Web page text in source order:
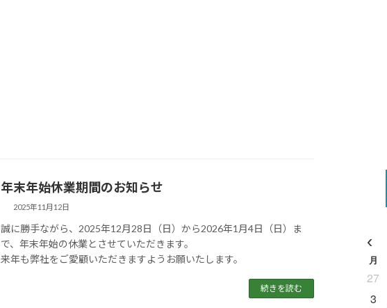
年末年始休業期間のお知らせ
2025年11月12日
誠に勝手ながら、2025年12月28日（日）から2026年1月4日（日）ま
で、年末年始の休業とさせていただきます。
来年も弊社をご愛顧いただきますようお願いたします。
続きを読む
‹
月
27
3